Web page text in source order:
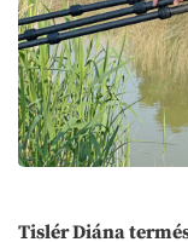
Tislér Diána